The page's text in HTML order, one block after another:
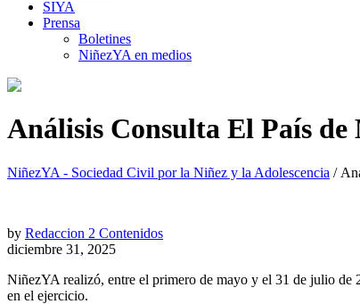
SIYA
Prensa
Boletines
NiñezYA en medios
Análisis Consulta El País de
NiñezYA - Sociedad Civil por la Niñez y la Adolescencia /
by Redaccion 2 Contenidos
diciembre 31, 2025
NiñezYA realizó, entre el primero de mayo y el 31 de julio de
en el ejercicio.